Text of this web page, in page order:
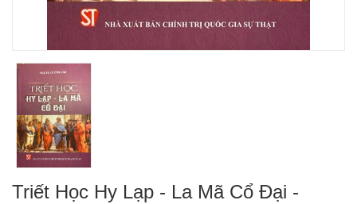
Triết Học Hy Lạp - La Mã Cổ Đại -